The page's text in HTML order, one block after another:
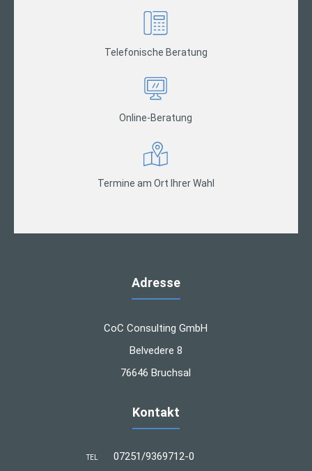
Telefonische Beratung
Online-Beratung
Termine am Ort Ihrer Wahl
Adresse
CoC Consulting GmbH
Belvedere 8
76646 Bruchsal
Kontakt
TEL 07251/9369712-0